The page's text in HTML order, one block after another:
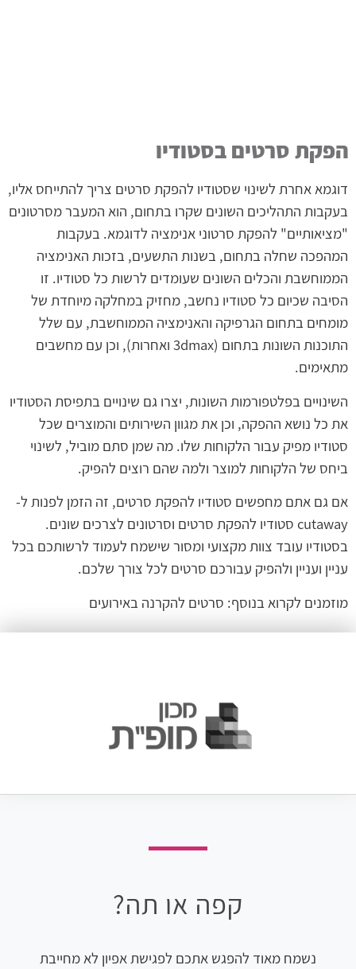
הפקת סרטים בסטודיו
דוגמא אחרת לשינוי שסטודיו להפקת סרטים צריך להתייחס אליו,
בעקבות התהליכים השונים שקרו בתחום, הוא המעבר מסרטונים
"מציאותיים" להפקת סרטוני אנימציה לדוגמא. בעקבות
המהפכה שחלה בתחום, בשנות התשעים, בזכות האנימציה
הממוחשבת והכלים השונים שעומדים לרשות כל סטודיו. זו
הסיבה שכיום כל סטודיו נחשב, מחזיק במחלקה מיוחדת של
מומחים בתחום הגרפיקה והאנימציה הממוחשבת, עם שלל
התוכנות השונות בתחום (3dmax ואחרות), וכן עם מחשבים
מתאימים.
השינויים בפלטפורמות השונות, יצרו גם שינויים בתפיסת הסטודיו
את כל נושא ההפקה, וכן את מגוון השירותים והמוצרים שכל
סטודיו מפיק עבור הלקוחות שלו. מה שמן סתם מוביל, לשינוי
ביחס של הלקוחות למוצר ולמה שהם רוצים להפיק.
אם גם אתם מחפשים סטודיו להפקת סרטים, זה הזמן לפנות ל-
cutaway סטודיו להפקת סרטים וסרטונים לצרכים שונים.
בסטודיו עובד צוות מקצועי ומסור שישמח לעמוד לרשותכם בכל
עניין ועניין ולהפיק עבורכם סרטים לכל צורך שלכם.
מוזמנים לקרוא בנוסף: סרטים להקרנה באירועים
קפה או תה?
נשמח מאוד להפגש אתכם לפגישת אפיון לא מחייבת